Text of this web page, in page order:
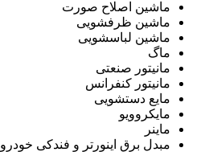
ماشین اصلاح صورت
ماشین ظرفشویی
ماشین لباسشویی
ماگ
مانیتور صنعتی
مانیتور کنفرانس
مایع دستشویی
مایکروویو
ماینر
مبدل برق اینورتر و فندکی خودرو